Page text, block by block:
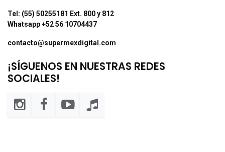
Tel: (55) 50255181 Ext. 800 y 812
Whatsapp +52 56 10704437
contacto@supermexdigital.com
¡SÍGUENOS EN NUESTRAS REDES
SOCIALES!